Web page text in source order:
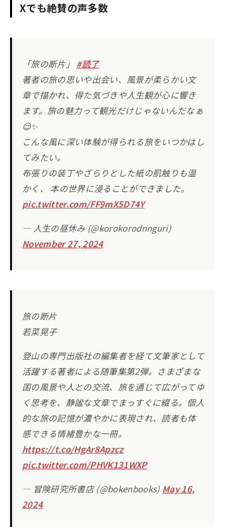
Xでも絶賛の声多数
「旅の断片」 #読了
著者の旅の思いや出会い、風景が柔らかい文
章で描かれ、得た気づきや人生観が心に響き
ます。旅の魅力って観光だけじゃないんだなぁ
😌✨
こんな風に深い体験が得られる旅をいつかはし
てみたい。
布張りの装丁やざらりとした紙の肌触りも温
かく、 本の世界に浸ることができました。
pic.twitter.com/FF9mX5D74Y
— 人生の昼休み (@korokorodnnguri)
November 27, 2024
旅の断片
若菜晃子
登山の専門出版社の編集者を経て文筆家として
活躍する著者による随筆集第2弾。さまざまな
国の風景や人との交流、旅を通じて広がってゆ
く思考を、静謐な文章でまっすぐに綴る。個人
的な旅の記憶が濃やかに表現され、読者も体
感できる情緒豊かな一冊。
https://t.co/HgAr8Apzcz
pic.twitter.com/PHVK131WXP
— 冒険研究所書店 (@bokenbooks) May 16,
2024